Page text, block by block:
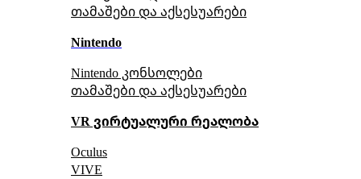
თამაშები და აქსესუარები
Nintendo
Nintendo კონსოლები
თამაშები და აქსესუარები
VR ვირტუალური რეალობა
Oculus
VIVE